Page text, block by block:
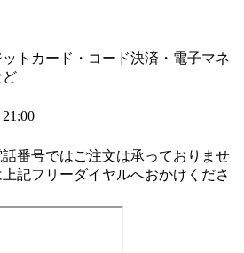
トカード・コード決済・電子マネ
ど
番号ではご注文は承っておりませ
記フリーダイヤルへおかけくださ